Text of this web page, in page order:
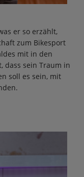
er so erzählt,
zum Bikesport
mit in den
dass sein Traum in
soll es sein, mit